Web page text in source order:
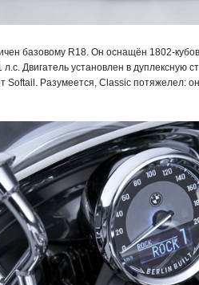
базовому R18. Он оснащён 1802-
Двигатель установлен в дуплексную
Softail. Разумеется, Classic потяжелел: